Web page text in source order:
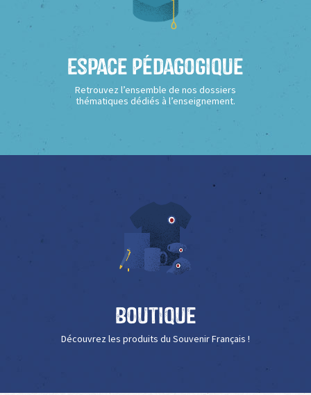
Espace Pédagogique
Retrouvez l’ensemble de nos dossiers
thématiques dédiés à l’enseignement.
Boutique
Découvrez les produits du Souvenir Français !